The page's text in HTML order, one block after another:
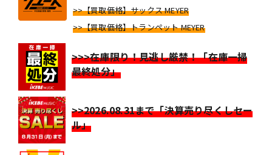
>>【買取価格】サックス MEYER
>>【買取価格】トランペット MEYER
>>>在庫限り！見逃し厳禁！「在庫一掃
最終処分」
>>2026.08.31まで「決算売り尽くしセー
ル」